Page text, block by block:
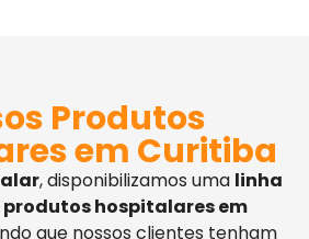
Produtos
em Curitiba
, disponibilizamos uma linha
hospitalares em
que nossos clientes tenham